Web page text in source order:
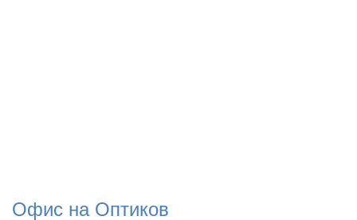
Офис на Оптиков